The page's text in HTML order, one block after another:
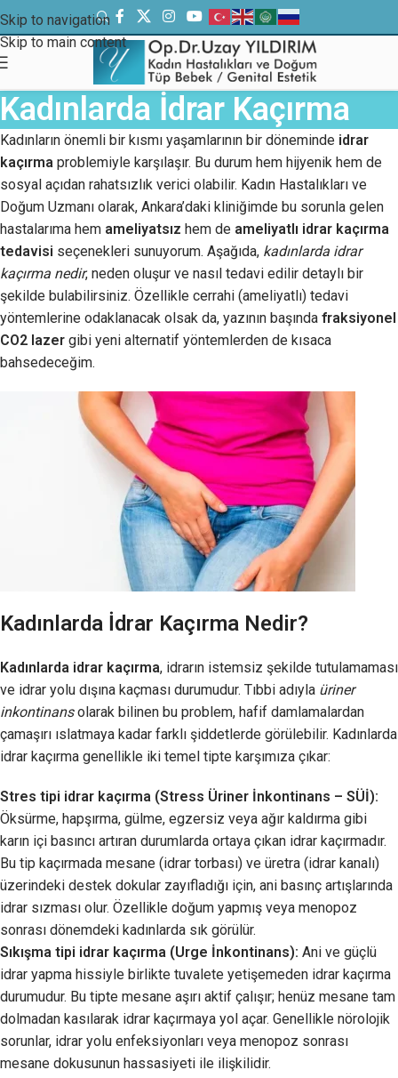
Skip to navigation
Skip to main content
Kadınlarda İdrar Kaçırma
Kadınların önemli bir kısmı yaşamlarının bir döneminde idrar
kaçırma problemiyle karşılaşır. Bu durum hem hijyenik hem de
sosyal açıdan rahatsızlık verici olabilir. Kadın Hastalıkları ve
Doğum Uzmanı olarak, Ankara’daki kliniğimde bu sorunla gelen
hastalarıma hem ameliyatsız hem de ameliyatlı idrar kaçırma
tedavisi seçenekleri sunuyorum. Aşağıda, kadınlarda idrar
kaçırma nedir, neden oluşur ve nasıl tedavi edilir detaylı bir
şekilde bulabilirsiniz. Özellikle cerrahi (ameliyatlı) tedavi
yöntemlerine odaklanacak olsak da, yazının başında fraksiyonel
CO2 lazer gibi yeni alternatif yöntemlerden de kısaca
bahsedeceğim.
Kadınlarda İdrar Kaçırma Nedir?
Kadınlarda idrar kaçırma, idrarın istemsiz şekilde tutulamaması
ve idrar yolu dışına kaçması durumudur. Tıbbi adıyla üriner
inkontinansolarak bilinen bu problem, hafif damlamalardan
çamaşırı ıslatmaya kadar farklı şiddetlerde görülebilir. Kadınlarda
idrar kaçırma genellikle iki temel tipte karşımıza çıkar:
Stres tipi idrar kaçırma (Stress Üriner İnkontinans – SÜİ):
Öksürme, hapşırma, gülme, egzersiz veya ağır kaldırma gibi
karın içi basıncı artıran durumlarda ortaya çıkan idrar kaçırmadır.
Bu tip kaçırmada mesane (idrar torbası) ve üretra (idrar kanalı)
üzerindeki destek dokular zayıfladığı için, ani basınç artışlarında
idrar sızması olur. Özellikle doğum yapmış veya menopoz
sonrası dönemdeki kadınlarda sık görülür.
Sıkışma tipi idrar kaçırma (Urge İnkontinans): Ani ve güçlü
idrar yapma hissiyle birlikte tuvalete yetişemeden idrar kaçırma
durumudur. Bu tipte mesane aşırı aktif çalışır; henüz mesane tam
dolmadan kasılarak idrar kaçırmaya yol açar. Genellikle nörolojik
sorunlar, idrar yolu enfeksiyonları veya menopoz sonrası
mesane dokusunun hassasiyeti ile ilişkilidir.